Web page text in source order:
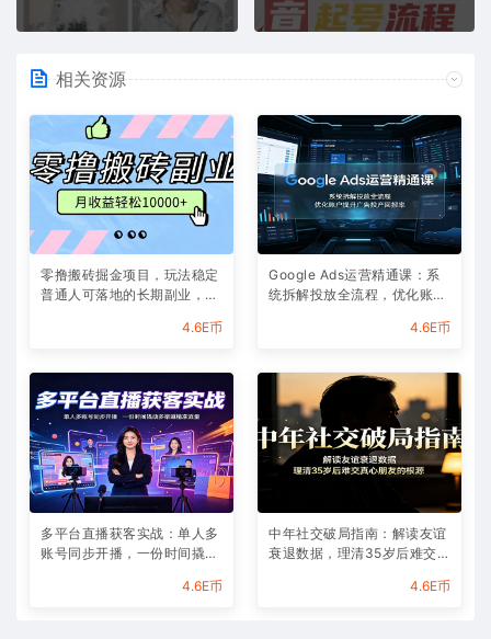
相关资源
零撸搬砖掘金项目，玩法稳定
普通人可落地的长期副业，月
4.6E币
Google Ads运营精通课：系
统拆解投放全流程，优化账户
4.6E币
多平台直播获客实战：单人多
账号同步开播，一份时间撬动
4.6E币
中年社交破局指南：解读友谊
衰退数据，理清35岁后难交真
4.6E币